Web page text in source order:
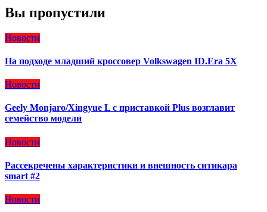
Вы пропустили
Новости
На подходе младший кроссовер Volkswagen ID.Era 5X
Новости
Geely Monjaro/Xingyue L с приставкой Plus возглавит
семейство модели
Новости
Рассекречены характеристики и внешность ситикара
smart #2
Новости